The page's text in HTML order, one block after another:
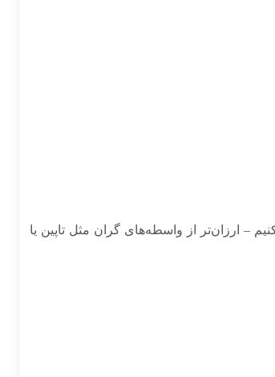
ساعت راه‌اندازی می‌کنیم – ارزان‌تر از واسطه‌های گران مثل تاپین یا